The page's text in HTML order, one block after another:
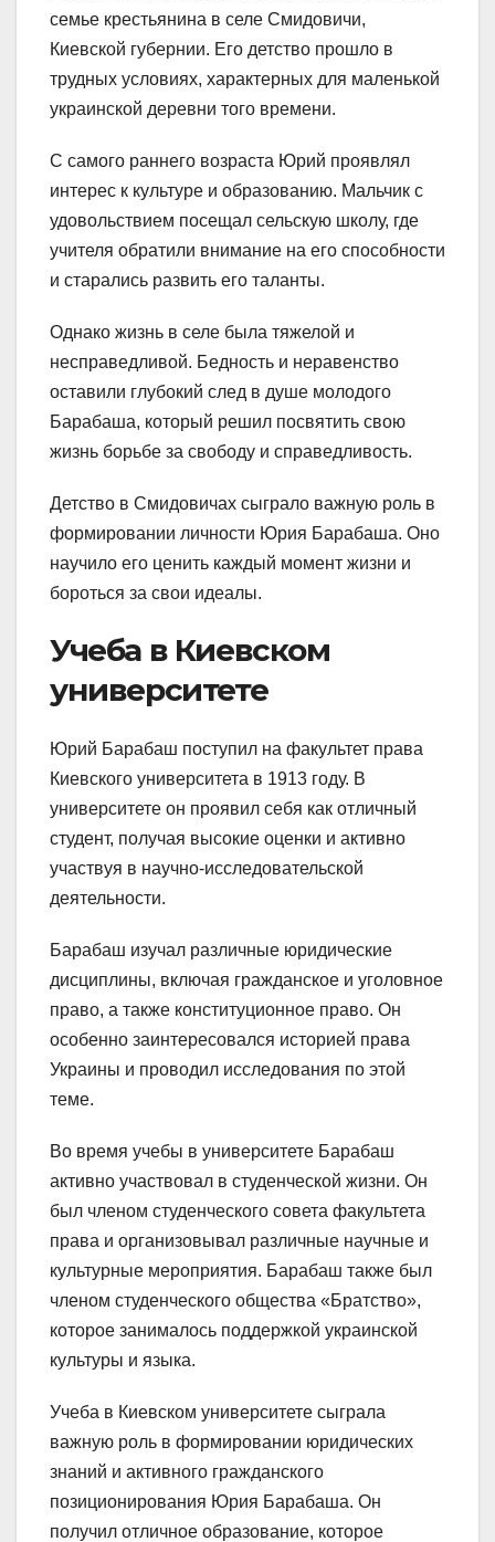
семье крестьянина в селе Смидовичи,
Киевской губернии. Его детство прошло в
трудных условиях, характерных для маленькой
украинской деревни того времени.
С самого раннего возраста Юрий проявлял
интерес к культуре и образованию. Мальчик с
удовольствием посещал сельскую школу, где
учителя обратили внимание на его способности
и старались развить его таланты.
Однако жизнь в селе была тяжелой и
несправедливой. Бедность и неравенство
оставили глубокий след в душе молодого
Барабаша, который решил посвятить свою
жизнь борьбе за свободу и справедливость.
Детство в Смидовичах сыграло важную роль в
формировании личности Юрия Барабаша. Оно
научило его ценить каждый момент жизни и
бороться за свои идеалы.
Учеба в Киевском
университете
Юрий Барабаш поступил на факультет права
Киевского университета в 1913 году. В
университете он проявил себя как отличный
студент, получая высокие оценки и активно
участвуя в научно-исследовательской
деятельности.
Барабаш изучал различные юридические
дисциплины, включая гражданское и уголовное
право, а также конституционное право. Он
особенно заинтересовался историей права
Украины и проводил исследования по этой
теме.
Во время учебы в университете Барабаш
активно участвовал в студенческой жизни. Он
был членом студенческого совета факультета
права и организовывал различные научные и
культурные мероприятия. Барабаш также был
членом студенческого общества «Братство»,
которое занималось поддержкой украинской
культуры и языка.
Учеба в Киевском университете сыграла
важную роль в формировании юридических
знаний и активного гражданского
позиционирования Юрия Барабаша. Он
получил отличное образование, которое